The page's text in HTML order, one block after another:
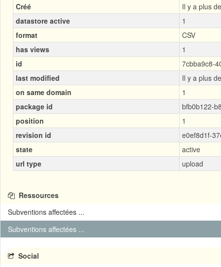
Créé
Il y a plus
datastore active
1
format
CSV
has views
1
id
7cbba9c8-
last modified
Il y a plus
on same domain
1
package id
bfb0b122-
position
1
revision id
e0ef8d1f-
state
active
url type
upload
Ressources
Subventions affectées ...
Subventions affectées ...
Social